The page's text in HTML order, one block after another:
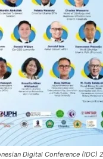
Digital Conference